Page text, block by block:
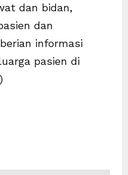
dan bidan,
dan
informasi
pasien di